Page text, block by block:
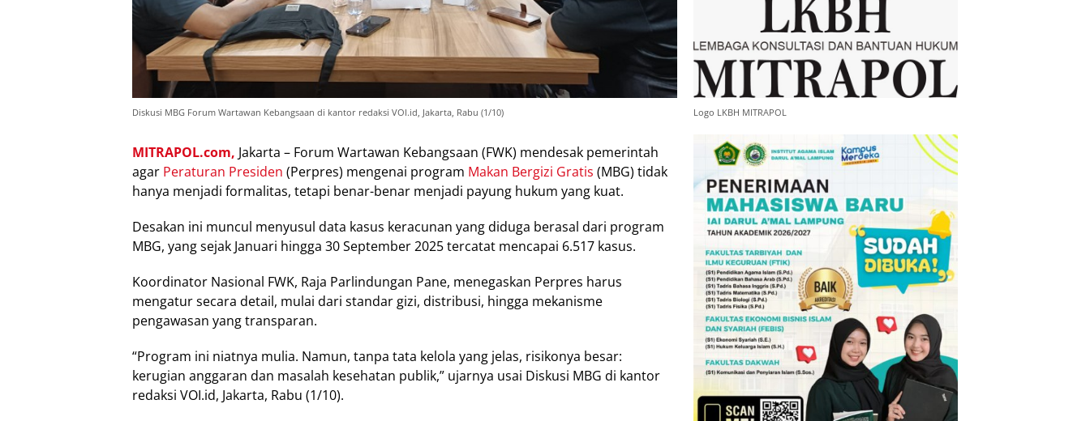
Diskusi MBG Forum Wartawan Kebangsaan di kantor redaksi VOI.id, Jakarta, Rabu (1/10)
MITRAPOL.com, Jakarta – Forum Wartawan Kebangsaan (FWK) mendesak pemerintah
agar Peraturan Presiden (Perpres) mengenai program Makan Bergizi Gratis (MBG) tidak
hanya menjadi formalitas, tetapi benar-benar menjadi payung hukum yang kuat.
Desakan ini muncul menyusul data kasus keracunan yang diduga berasal dari program
MBG, yang sejak Januari hingga 30 September 2025 tercatat mencapai 6.517 kasus.
Koordinator Nasional FWK, Raja Parlindungan Pane, menegaskan Perpres harus
mengatur secara detail, mulai dari standar gizi, distribusi, hingga mekanisme
pengawasan yang transparan.
“Program ini niatnya mulia. Namun, tanpa tata kelola yang jelas, risikonya besar:
kerugian anggaran dan masalah kesehatan publik,” ujarnya usai Diskusi MBG di kantor
redaksi VOI.id, Jakarta, Rabu (1/10).
Logo LKBH MITRAPOL